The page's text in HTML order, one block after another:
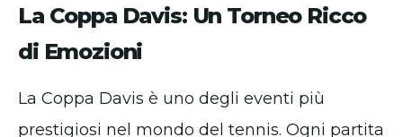
La Coppa Davis: Un Torneo Ricco
di Emozioni
La Coppa Davis è uno degli eventi più
prestigiosi nel mondo del tennis. Ogni partita